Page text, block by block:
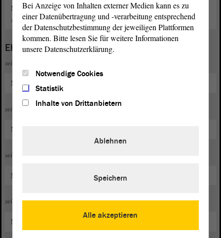
Mitglied im geschäftsführenden Landesvorstand der FDP Sachsen-
Anhalt
Ehrenamt
seit 2000
Mitglied in der Jägerschaft Hettstedt e.V.
seit 2020
Mitglied im "Heimatverein der Stadt Hettstedt e. V."
seit 2020
Mitglied im Verein "Mansfelder Bergwerksbahn"
seit 2021
Mitglied im Verein "Netzwerk Stadt-Land"
Bei Anzeige von Inhalten externer Medien kann es zu
einer Datenübertragung und -verarbeitung entsprechend
der Datenschutzbestimmung der jeweiligen Plattformen
kommen. Bitte lesen Sie für weitere Informationen
unsere Datenschutzerklärung.
Notwendige Cookies
Statistik
Inhalte von Drittanbietern
Alle akzeptieren
Ablehnen
Speichern